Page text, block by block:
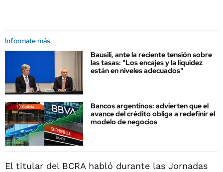
Informate más
Bausili, ante la reciente tensión sobre
las tasas: "Los encajes y la liquidez
están en niveles adecuados"
Bancos argentinos: advierten que el
avance del crédito obliga a redefinir el
modelo de negocios
El titular del BCRA habló durante las Jornadas